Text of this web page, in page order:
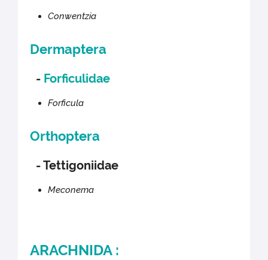
Conwentzia
Dermaptera
- Forficulidae
Forficula
Orthoptera
- Tettigoniidae
Meconema
ARACHNIDA :